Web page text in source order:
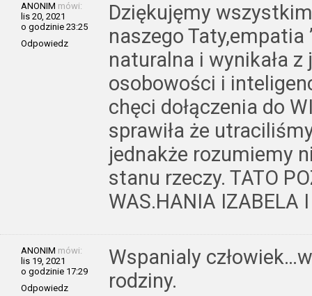
ANONIM mówi:
lis 20, 2021
o godzinie 23:25
Odpowiedz
Dziękujęmy
naszego Taty,empatia
naturalna i wynikała z
osobowości i
chęci dołączenia do
sprawiła że
jednakże rozumiemy
stanu rzeczy. TATO
WAS.HANIA IZABELA I
ANONIM mówi:
lis 19, 2021
o godzinie 17:29
Odpowiedz
Wspanialy
rodziny.